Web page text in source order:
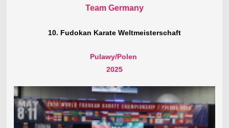
Team Germany
10. Fudokan Karate Weltmeisterschaft
Pulawy/Polen
2025